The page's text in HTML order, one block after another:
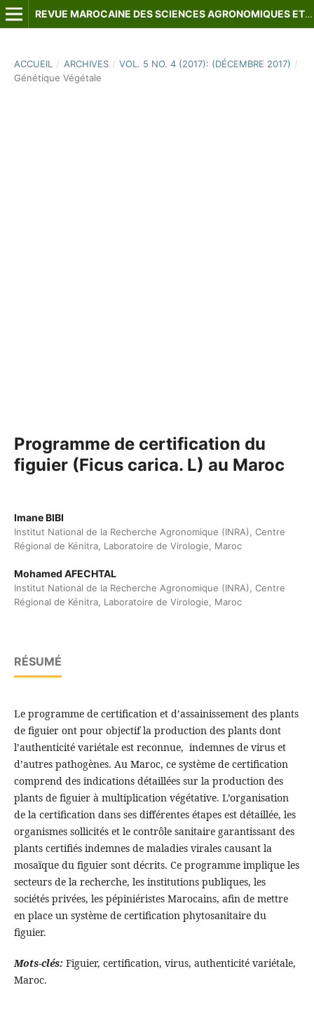
REVUE MAROCAINE DES SCIENCES AGRONOMIQUES ET VÉTÉRINAIRES
ACCUEIL / ARCHIVES / VOL. 5 NO. 4 (2017): (DÉCEMBRE 2017) /
Génétique Végétale
Programme de certification du
figuier (Ficus carica. L) au Maroc
Imane BIBI
Institut National de la Recherche Agronomique (INRA), Centre
Régional de Kénitra, Laboratoire de Virologie, Maroc
Mohamed AFECHTAL
Institut National de la Recherche Agronomique (INRA), Centre
Régional de Kénitra, Laboratoire de Virologie, Maroc
RÉSUMÉ
Le programme de certification et d’assainissement des plants
de figuier ont pour objectif la production des plants dont
l’authenticité variétale est reconnue, indemnes de virus et
d’autres pathogènes. Au Maroc, ce système de certification
comprend des indications détaillées sur la production des
plants de figuier à multiplication végétative. L’organisation
de la certification dans ses différentes étapes est détaillée, les
organismes sollicités et le contrôle sanitaire garantissant des
plants certifiés indemnes de maladies virales causant la
mosaïque du figuier sont décrits. Ce programme implique les
secteurs de la recherche, les institutions publiques, les
sociétés privées, les pépiniéristes Marocains, afin de mettre
en place un système de certification phytosanitaire du
figuier.
Mots-clés: Figuier, certification, virus, authenticité variétale,
Maroc.